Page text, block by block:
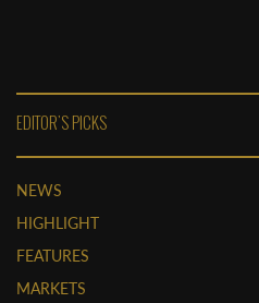
EDITOR'S PICKS
NEWS
HIGHLIGHT
FEATURES
MARKETS